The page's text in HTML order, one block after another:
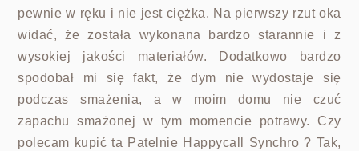
pewnie w ręku i nie jest ciężka. Na pierwszy rzut oka
widać, że została wykonana bardzo starannie i z
wysokiej jakości materiałów. Dodatkowo bardzo
spodobał mi się fakt, że dym nie wydostaje się
podczas smażenia, a w moim domu nie czuć
zapachu smażonej w tym momencie potrawy. Czy
polecam kupić ta Patelnie Happycall Synchro ? Tak,